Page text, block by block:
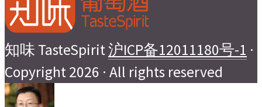
知味 TasteSpirit沪ICP备12011180号-1 ·
Copyright 2026 · All rights reserved